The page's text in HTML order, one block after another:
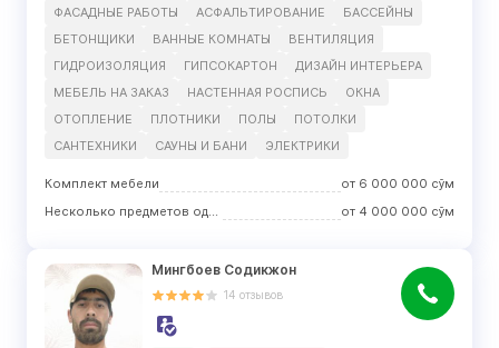
ФАСАДНЫЕ РАБОТЫ
АСФАЛЬТИРОВАНИЕ
БАССЕЙНЫ
БЕТОНЩИКИ
ВАННЫЕ КОМНАТЫ
ВЕНТИЛЯЦИЯ
ГИДРОИЗОЛЯЦИЯ
ГИПСОКАРТОН
ДИЗАЙН ИНТЕРЬЕРА
МЕБЕЛЬ НА ЗАКАЗ
НАСТЕННАЯ РОСПИСЬ
ОКНА
ОТОПЛЕНИЕ
ПЛОТНИКИ ПОЛЫ
ПОТОЛКИ
САНТЕХНИКИ
САУНЫ И БАНИ ЭЛЕКТРИКИ
Комплект мебели от 6 000 000 сўм
Несколько предметов одного вида
от 4 000 000 сўм
Мингбоев Содикжон
14 отзывов